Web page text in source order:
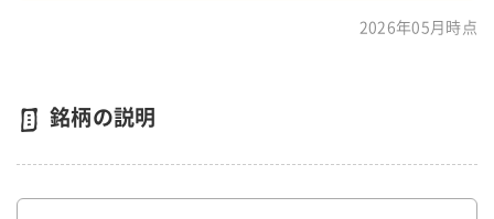
2026年05月時点
銘柄の説明